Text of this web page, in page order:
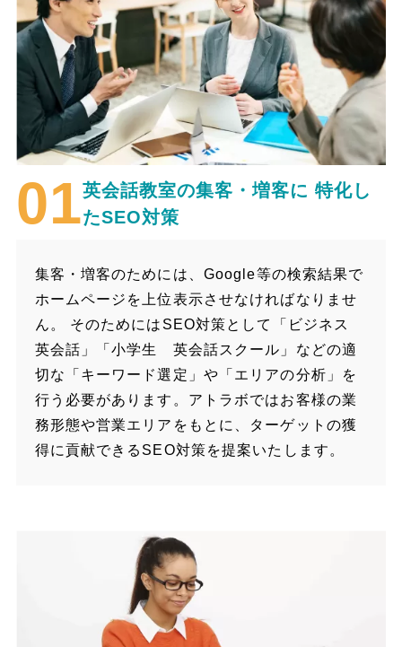
英会話教室の集客・増客に 特化し
たSEO対策
集客・増客のためには、Google等の検索結果で
ホームページを上位表示させなければなりませ
ん。 そのためにはSEO対策として「ビジネス
英会話」「小学生 英会話スクール」などの適
切な「キーワード選定」や「エリアの分析」を
行う必要があります。アトラボではお客様の業
務形態や営業エリアをもとに、ターゲットの獲
得に貢献できるSEO対策を提案いたします。